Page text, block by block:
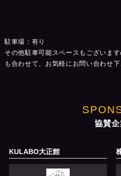
駐車場：有り
その他駐車可能スペースもございま
も合わせて、お気軽にお問い合わせ下
協賛
KULABO大正館